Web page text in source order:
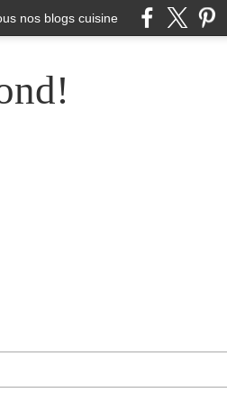
nos blogs cuisine